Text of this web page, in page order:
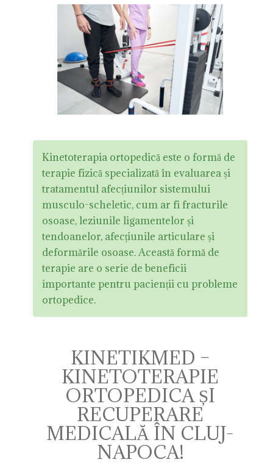
Kinetoterapia ortopedică este o formă de
terapie fizică specializată în evaluarea și
tratamentul afecțiunilor sistemului
musculo-scheletic, cum ar fi fracturile
osoase, leziunile ligamentelor și
tendoanelor, afecțiunile articulare și
deformările osoase. Această formă de
terapie are o serie de beneficii
importante pentru pacienții cu probleme
ortopedice.
KINETIKMED –
KINETOTERAPIE
ORTOPEDICA ȘI
RECUPERARE
MEDICALĂ ÎN CLUJ-
NAPOCA!